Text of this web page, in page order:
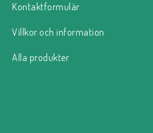
Kontaktformulär
Villkor och information
Alla produkter